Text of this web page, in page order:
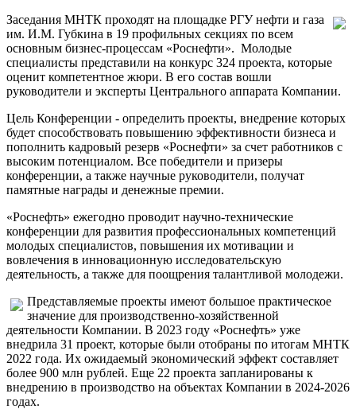
Заседания МНТК проходят на площадке РГУ нефти и газа
им. И.М. Губкина в 19 профильных секциях по всем
основным бизнес-процессам «Роснефти». Молодые
специалисты представили на конкурс 324 проекта, которые
оценит компетентное жюри. В его состав вошли
руководители и эксперты Центрального аппарата Компании.
Цель Конференции - определить проекты, внедрение которых
будет способствовать повышению эффективности бизнеса и
пополнить кадровый резерв «Роснефти» за счет работников с
высоким потенциалом. Все победители и призеры
конференции, а также научные руководители, получат
памятные награды и денежные премии.
«Роснефть» ежегодно проводит научно-технические
конференции для развития профессиональных компетенций
молодых специалистов, повышения их мотивации и
вовлечения в инновационную исследовательскую
деятельность, а также для поощрения талантливой молодежи.
Представляемые проекты имеют большое практическое
значение для производственно-хозяйственной
деятельности Компании. В 2023 году «Роснефть» уже
внедрила 31 проект, которые были отобраны по итогам МНТК
2022 года. Их ожидаемый экономический эффект составляет
более 900 млн рублей. Еще 22 проекта запланированы к
внедрению в производство на объектах Компании в 2024-2026
годах.